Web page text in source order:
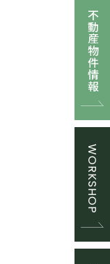
不動産物件情報
WORKSHOP